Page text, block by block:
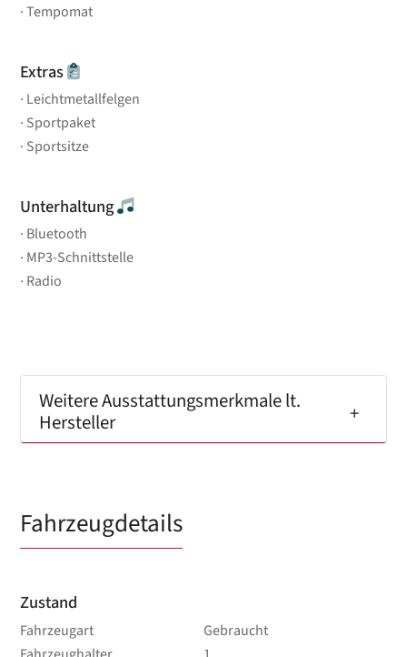
Tempomat
Extras
Leichtmetallfelgen
Sportpaket
Sportsitze
Unterhaltung
Bluetooth
MP3-Schnittstelle
Radio
Weitere Ausstattungsmerkmale lt.
Hersteller
Fahrzeugdetails
Zustand
Fahrzeugart
Gebraucht